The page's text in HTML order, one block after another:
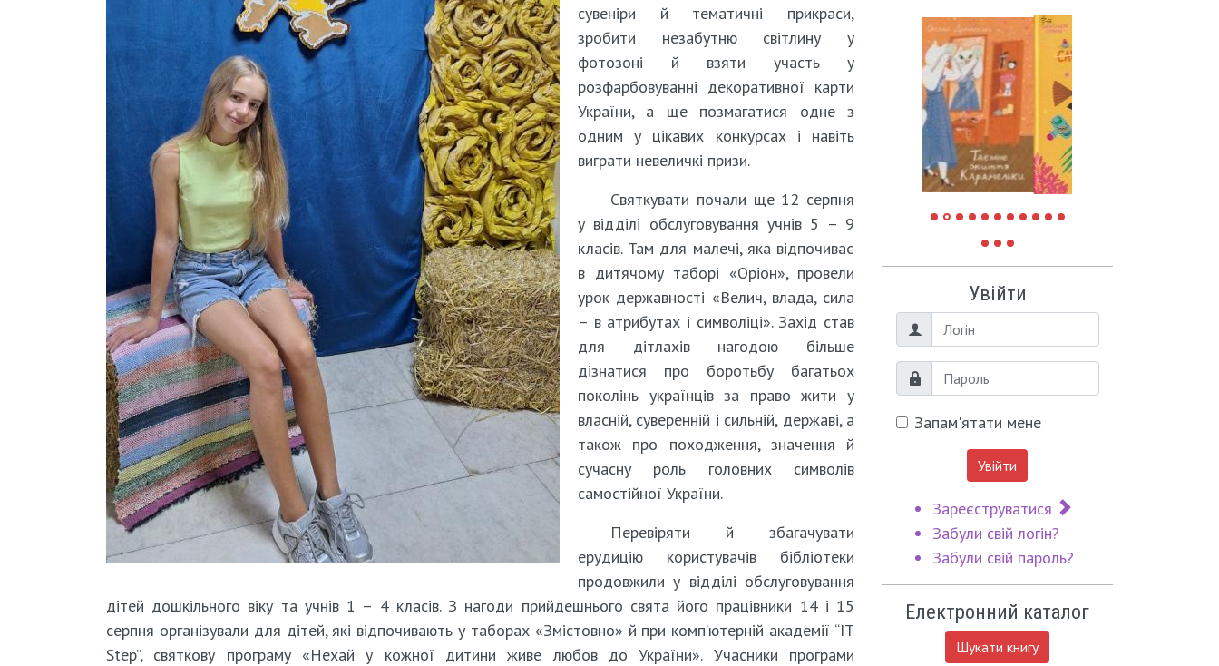
сувеніри й тематичні прикраси,
зробити незабутню світлину у
фотозоні й взяти участь у
розфарбовуванні декоративної карти
України, а ще позмагатися одне з
одним у цікавих конкурсах і навіть
виграти невеличкі призи.
Святкувати почали ще 12 серпня
у відділі обслуговування учнів 5 – 9
класів. Там для малечі, яка відпочиває
в дитячому таборі «Оріон», провели
урок державності «Велич, влада, сила
– в атрибутах і символіці». Захід став
для дітлахів нагодою більше
дізнатися про боротьбу багатьох
поколінь українців за право жити у
власній, суверенній і сильній, державі, а
також про походження, значення й
сучасну роль головних символів
самостійної України.
Перевіряти й збагачувати
ерудицію користувачів бібліотеки
продовжили у відділі обслуговування
дітей дошкільного віку та учнів 1 – 4 класів. З нагоди прийдешнього свята його працівники 14 і 15
серпня організували для дітей, які відпочивають у таборах «Змістовно» й при компʼютерній академії “IT
Step”, святкову програму «Нехай у кожної дитини живе любов до України». Учасники програми
Увійти
Логін
Пароль
Запам'ятати мене
Увійти
Зареєструватися
Забули свій логін?
Забули свій пароль?
Електронний каталог
Шукати книгу